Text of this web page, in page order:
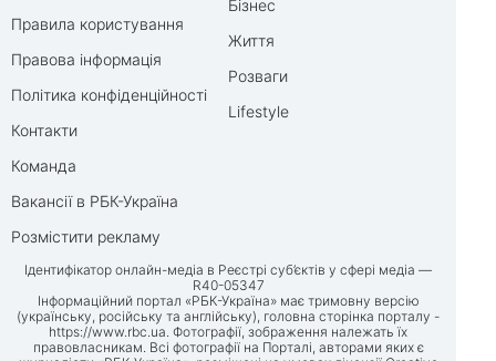
Правила користування
Правова інформація
Політика конфіденційності
Контакти
Команда
Вакансії в РБК-Україна
Розмістити рекламу
Бізнес
Життя
Розваги
Lifestyle
Ідентифікатор онлайн-медіа в Реєстрі суб’єктів у сфері медіа —
R40-05347
Інформаційний портал «РБК-Україна» має тримовну версію
(українську, російську та англійську), головна сторінка порталу -
https://www.rbc.ua. Фотографії, зображення належать їх
правовласникам. Всі фотографії на Порталі, авторами яких є